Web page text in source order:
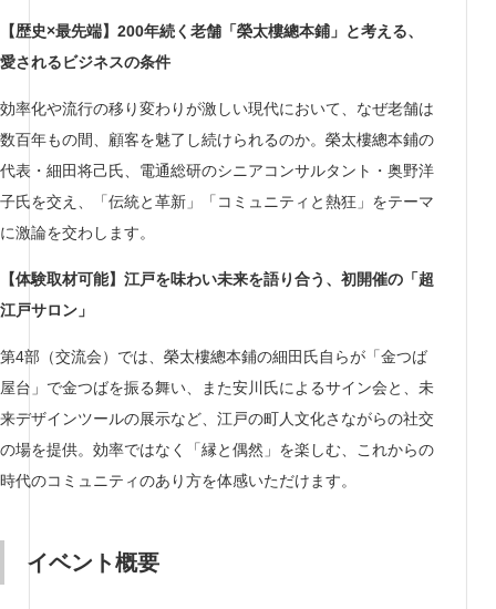
【歴史×最先端】200年続く老舗「榮太樓總本鋪」と考える、
愛されるビジネスの条件
効率化や流行の移り変わりが激しい現代において、なぜ老舗は
数百年もの間、顧客を魅了し続けられるのか。榮太樓總本鋪の
代表・細田将己氏、電通総研のシニアコンサルタント・奥野洋
子氏を交え、「伝統と革新」「コミュニティと熱狂」をテーマ
に激論を交わします。
【体験取材可能】江戸を味わい未来を語り合う、初開催の「超
江戸サロン」
第4部（交流会）では、榮太樓總本鋪の細田氏自らが「金つば
屋台」で金つばを振る舞い、また安川氏によるサイン会と、未
来デザインツールの展示など、江戸の町人文化さながらの社交
の場を提供。効率ではなく「縁と偶然」を楽しむ、これからの
時代のコミュニティのあり方を体感いただけます。
イベント概要